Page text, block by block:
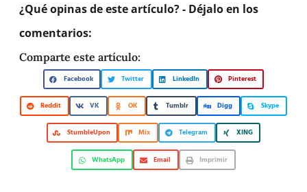
¿Qué opinas de este artículo? - Déjalo en los
comentarios:
Comparte este artículo:
Facebook Twitter LinkedIn Pinterest
Reddit VK OK Tumblr Digg Skype
StumbleUpon Mix Telegram XING
WhatsApp Email Imprimir